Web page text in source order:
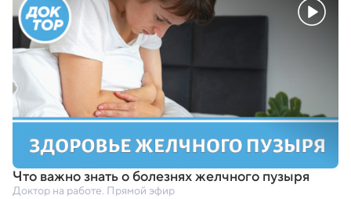
Что важно знать о болезнях желчного пузыря
Доктор на работе. Прямой эфир